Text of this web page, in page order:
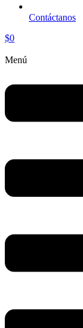
Contáctanos
$0
Menú